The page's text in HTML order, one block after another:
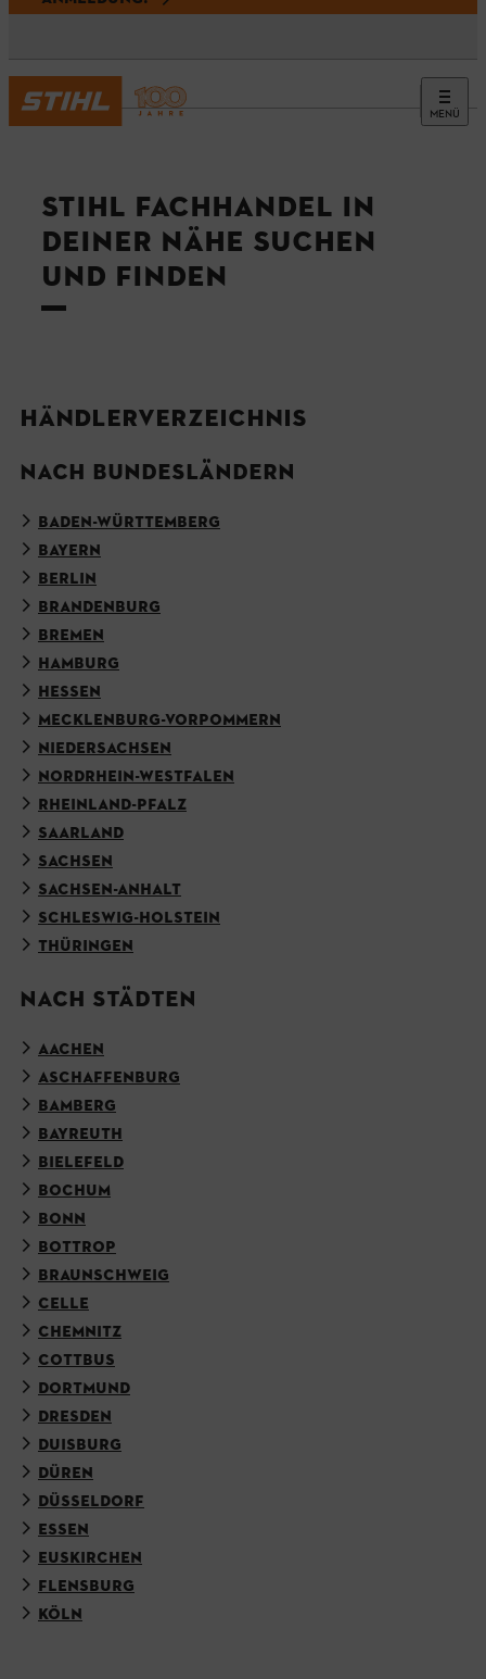
MENÜ
STIHL FACHHANDEL IN
DEINER NÄHE SUCHEN
UND FINDEN
HÄNDLERVERZEICHNIS
NACH BUNDESLÄNDERN
BADEN-WÜRTTEMBERG
BAYERN
BERLIN
BRANDENBURG
BREMEN
HAMBURG
HESSEN
MECKLENBURG-VORPOMMERN
NIEDERSACHSEN
NORDRHEIN-WESTFALEN
RHEINLAND-PFALZ
SAARLAND
SACHSEN
SACHSEN-ANHALT
SCHLESWIG-HOLSTEIN
THÜRINGEN
NACH STÄDTEN
AACHEN
ASCHAFFENBURG
BAMBERG
BAYREUTH
BIELEFELD
BOCHUM
BONN
BOTTROP
BRAUNSCHWEIG
CELLE
CHEMNITZ
COTTBUS
DORTMUND
DRESDEN
DUISBURG
DÜREN
DÜSSELDORF
ESSEN
EUSKIRCHEN
FLENSBURG
KÖLN